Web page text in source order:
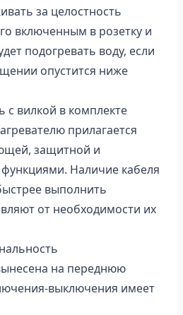
за целостность
включенным в розетку и
подогревать воду, если
опустится ниже
с вилкой в комплекте
прилагается
защитной и
Наличие кабеля
выполнить
от необходимости их
на переднюю
выключения имеет